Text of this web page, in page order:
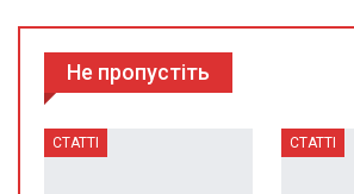
Не пропустіть
СТАТТІ СТАТТІ